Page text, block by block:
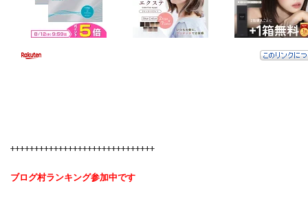
++++++++++++++++++++++++++++++
ブログ村ランキング参加中です